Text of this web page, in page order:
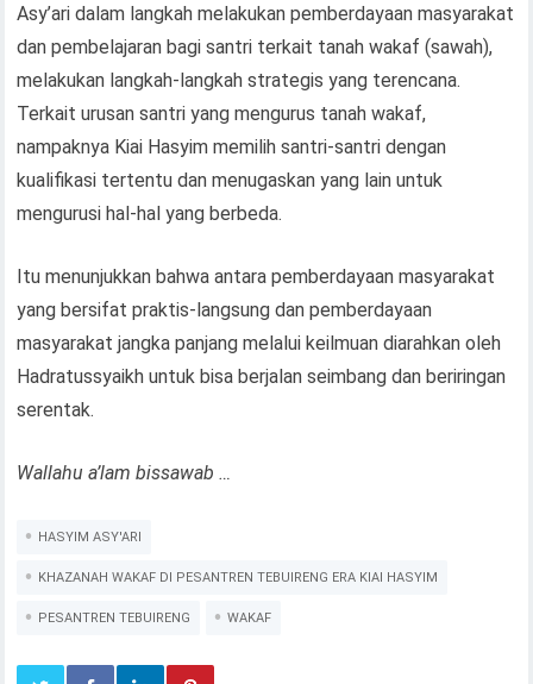
Asy’ari dalam langkah melakukan pemberdayaan masyarakat
dan pembelajaran bagi santri terkait tanah wakaf (sawah),
melakukan langkah-langkah strategis yang terencana.
Terkait urusan santri yang mengurus tanah wakaf,
nampaknya Kiai Hasyim memilih santri-santri dengan
kualifikasi tertentu dan menugaskan yang lain untuk
mengurusi hal-hal yang berbeda.
Itu menunjukkan bahwa antara pemberdayaan masyarakat
yang bersifat praktis-langsung dan pemberdayaan
masyarakat jangka panjang melalui keilmuan diarahkan oleh
Hadratussyaikh untuk bisa berjalan seimbang dan beriringan
serentak.
Wallahu a’lam bissawab …
HASYIM ASY'ARI
KHAZANAH WAKAF DI PESANTREN TEBUIRENG ERA KIAI HASYIM
PESANTREN TEBUIRENG WAKAF